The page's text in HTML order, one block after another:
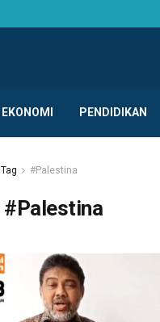
EKONOMI PENDIDIKAN
Tag #Palestina
#Palestina